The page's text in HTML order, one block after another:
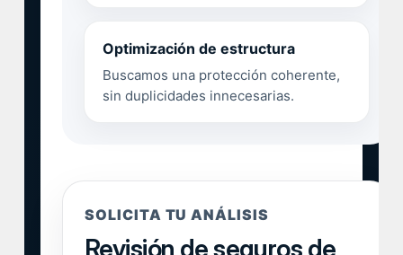
Optimización de estructura
Buscamos una protección coherente,
sin duplicidades innecesarias.
SOLICITA TU ANÁLISIS
Revisión de seguros de